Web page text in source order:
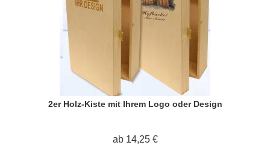
2er Holz-Kiste mit Ihrem Logo oder Design
ab 14,25 €